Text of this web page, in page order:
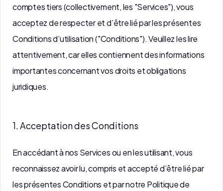
comptes tiers (collectivement, les "Services"), vous
acceptez de respecter et d’être lié par les présentes
Conditions d’utilisation ("Conditions"). Veuillez les lire
attentivement, car elles contiennent des informations
importantes concernant vos droits et obligations
juridiques.
1. Acceptation des Conditions
En accédant à nos Services ou en les utilisant, vous
reconnaissez avoir lu, compris et accepté d’être lié par
les présentes Conditions et par notre Politique de